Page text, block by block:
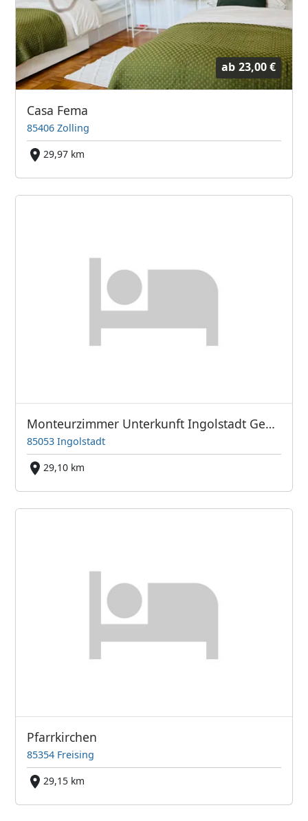
ab 23,00 €
Casa Fema
85406 Zolling
29,97 km
Monteurzimmer Unterkunft Ingolstadt Gewerbegebiet Süd
85053 Ingolstadt
29,10 km
Pfarrkirchen
85354 Freising
29,15 km